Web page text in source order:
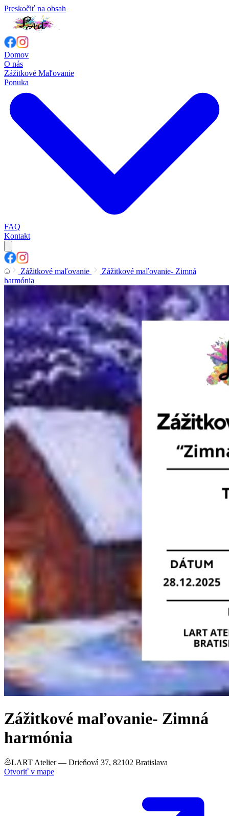
Preskočiť na obsah
Domov
O nás
Zážitkové Maľovanie
Ponuka
FAQ
Kontakt
Zážitkové maľovanie
Zážitkové maľovanie- Zimná
harmónia
Zážitkové maľovanie- Zimná
harmónia
LART Atelier— Drieňová 37, 82102 Bratislava
Otvoriť v mape